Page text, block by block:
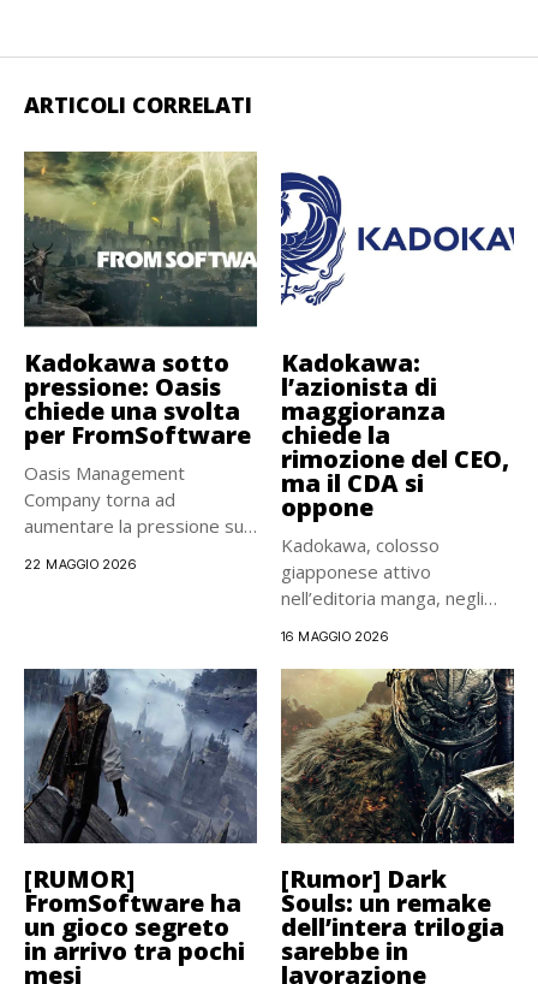
ARTICOLI CORRELATI
Kadokawa sotto
pressione: Oasis
chiede una svolta
per FromSoftware
Oasis Management
Company torna ad
aumentare la pressione su
22 MAGGIO 2026
Kadokawa:
l’azionista di
maggioranza
chiede la
rimozione del CEO,
ma il CDA si
oppone
Kadokawa, colosso
giapponese attivo
nell’editoria manga, negli
16 MAGGIO 2026
[RUMOR]
FromSoftware ha
un gioco segreto
in arrivo tra pochi
mesi
[Rumor] Dark
Souls: un remake
dell’intera trilogia
sarebbe in
lavorazione